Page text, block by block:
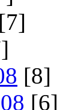
[7]
[8]
[6]